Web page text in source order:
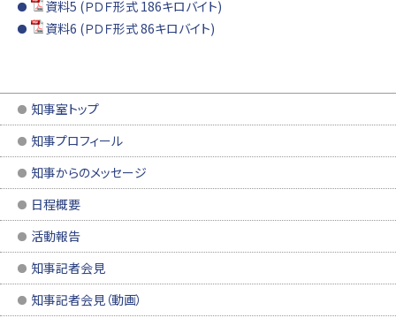
資料5 (ＰＤＦ形式 186キロバイト)
資料6 (ＰＤＦ形式 86キロバイト)
知事室トップ
知事プロフィール
知事からのメッセージ
日程概要
活動報告
知事記者会見
知事記者会見（動画）